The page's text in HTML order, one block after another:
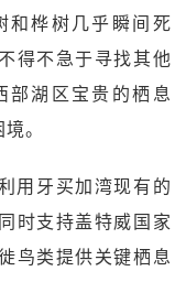
和桦树几乎瞬间死
得不急于寻找其他
部湖区宝贵的栖息
。
用牙买加湾现有的
时支持盖特威国家
鸟类提供关键栖息